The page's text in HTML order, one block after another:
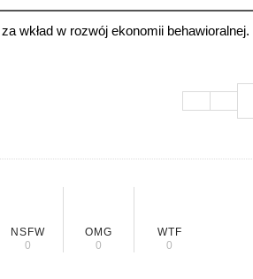
wkład w rozwój ekonomii behawioralnej.
NSFW
0
OMG
0
WTF
0